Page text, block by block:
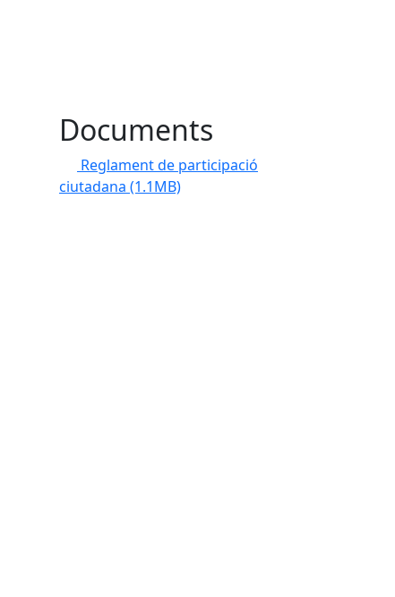
Documents
Reglament de participació
ciutadana (1.1MB)